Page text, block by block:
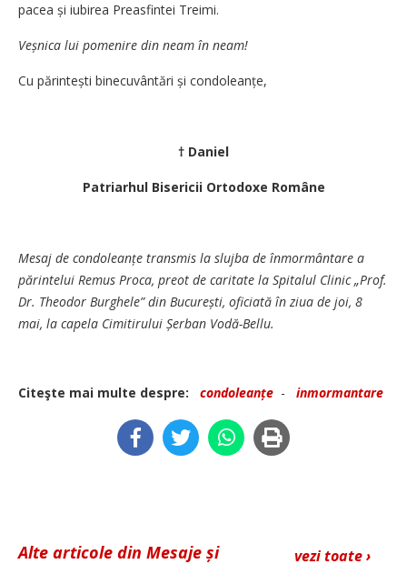
pacea și iubirea Preasfintei Treimi.
Veșnica lui pomenire din neam în neam!
Cu părintești binecuvântări și condo­leanțe,
† Daniel
Patriarhul Bisericii Ortodoxe Române
Mesaj de condoleanțe transmis la slujba de înmormântare a
părintelui Remus Proca, preot de caritate la Spitalul Clinic „Prof.
Dr. Theodor Burghele” din Bucu­rești, oficiată în ziua de joi, 8
mai, la capela Cimitirului Șerban Vodă-Bellu.
Citeşte mai multe despre: condoleanțe - inmormantare
vezi toate ›
Alte articole din Mesaje și